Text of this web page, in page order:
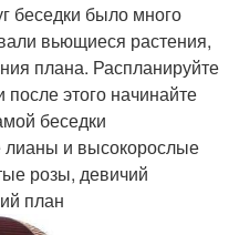
беседки было много
вьющиеся растения,
плана. Распланируйте
после этого начинайте
беседки
и высокорослые
розы, девичий
план